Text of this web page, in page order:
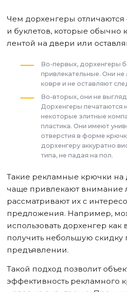
Чем дорхенгеры
и буклетов, которые обычно
лентой на двери или
Во-первых, дорхенгеры
привлекательные. Они не
ковре и не оставляют
Во-вторых, они не
Дорхенгеры печатаются
некоторые элитные
пластика. Они имеют
отверстия в форме
дорхенгеру аккуратно
типа, не падая на пол.
Такие рекламные крючки на
чаще привлекают внимание
рассматривают их с
предложения. Например,
использовать дорхенгер как
получить небольшую скидку
предъявлении.
Такой подход позволит
эффективность рекламного